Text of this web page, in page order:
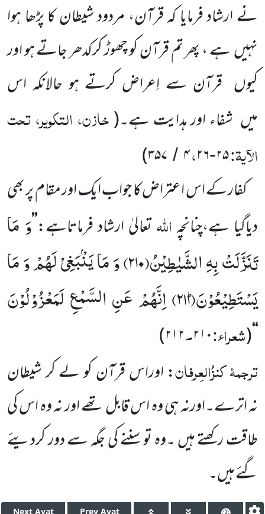
نے ارشاد فرمایا کہ قرآن، مردود شیطان کا پڑھا ہوا
نہیںہے ، پھر تم قرآن کو چھوڑ کرکدھر جاتے ہو اور
کیوں قرآن سے اِعراض کرتے ہو حالانکہ اس
میں شفاء اور ہدایت ہے۔(خازن، التکویر، تحت
الآیۃ:۲۵-۲۶،۴ / ۳۵۷)
کفار کے اس اعتراض کا جواب ایک اور مقام پر بھی
دیاگیا ہے،چنانچہاللّٰہتعالیٰ ارشاد فرماتاہے:’’وَ مَا
تَنَزَّلَتْ بِهِ الشَّیٰطِیْنُ(۲۱۰) وَ مَا یَنْۢبَغِیْ لَهُمْ وَ مَا
یَسْتَطِیْعُوْنَؕ(۲۱۱) اِنَّهُمْ عَنِ السَّمْعِ لَمَعْزُوْلُوْنَ
‘‘
(شعراء:۲۱۰۔۲۱۲)
ترجمۂکنزُالعِرفان: اوراس قرآن کو لے کر شیطان
نہاترے۔اورنہ ہی وہ اس قابل تھے اور نہ وہ اس کی
طاقت رکھتے ہیں ۔وہ تو سننے کی جگہ سے دور کردیئے
گئے ہیں۔
Next Ayat Prev Ayat